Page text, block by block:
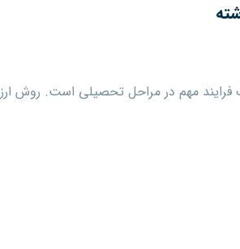
مهم در مراحل تحصیلی است. روش